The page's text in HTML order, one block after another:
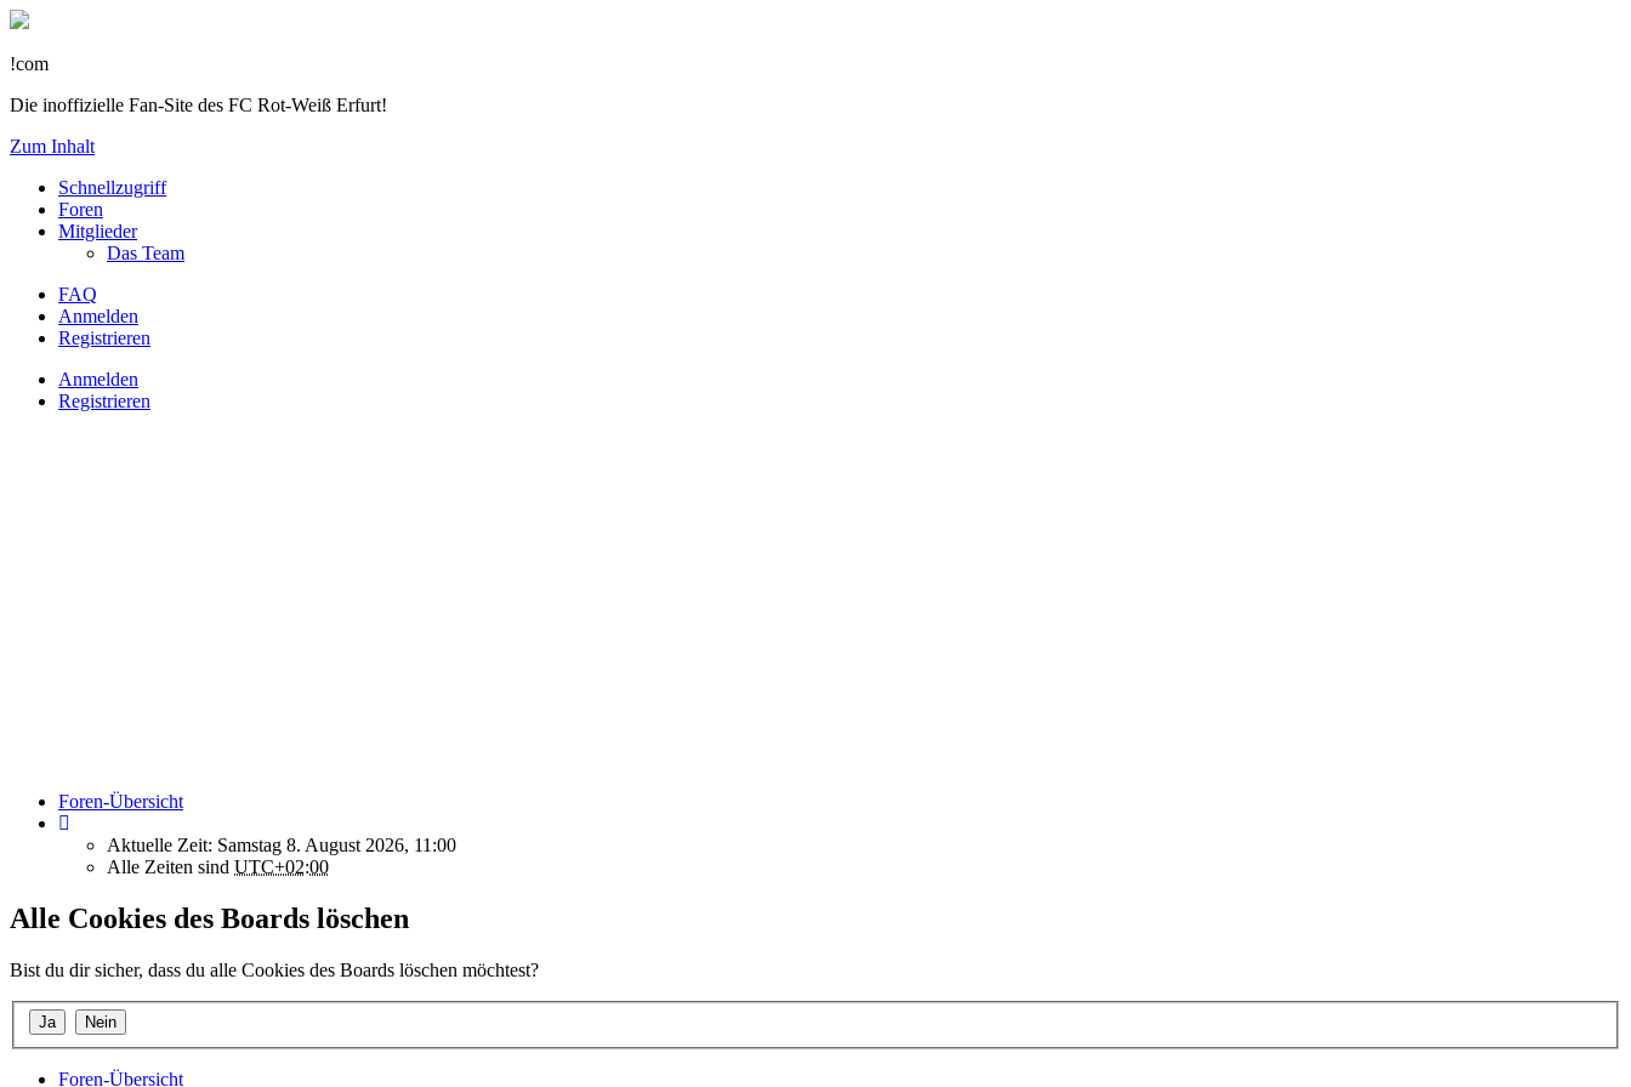
!com
Die inoffizielle Fan-Site des FC Rot-Weiß Erfurt!
Zum Inhalt
Schnellzugriff
Foren
Mitglieder
Das Team
FAQ
Anmelden
Registrieren
Anmelden
Registrieren
Foren-Übersicht
Aktuelle Zeit: Samstag 8. August 2026, 11:00
Alle Zeiten sind UTC+02:00
Alle Cookies des Boards löschen
Bist du dir sicher, dass du alle Cookies des Boards löschen möchtest?
Foren-Übersicht